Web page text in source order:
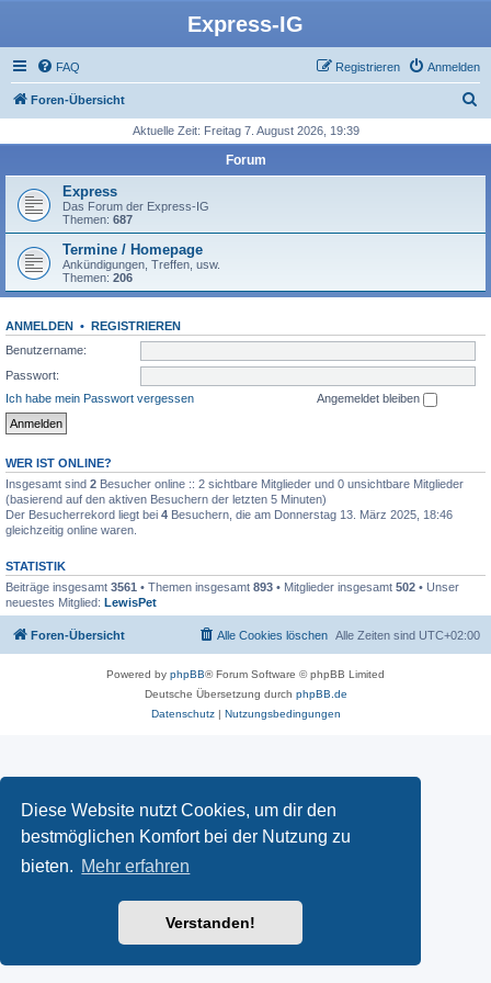
Diese Website nutzt Cookies, um dir den
bestmöglichen Komfort bei der Nutzung zu
bieten. Mehr erfahren
Verstanden!
Express-IG
FAQ Anmelden
Registrieren
Foren-Übersicht
h
Aktuelle Zeit: Freitag 7. August 2026, 19:39
Forum
Express
Das Forum der Express-IG
Themen: 687
Termine / Homepage
Ankündigungen, Treffen, usw.
Themen: 206
ANMELDEN • REGISTRIEREN
Benutzername:
Passwort:
Ich habe mein Passwort vergessen
Angemeldet bleiben
WER IST ONLINE?
Insgesamt sind 2 Besucher online :: 2 sichtbare Mitglieder und 0 unsichtbare Mitglieder
(basierend auf den aktiven Besuchern der letzten 5 Minuten)
Der Besucherrekord liegt bei 4 Besuchern, die am Donnerstag 13. März 2025, 18:46
gleichzeitig online waren.
STATISTIK
Beiträge insgesamt 3561 • Themen insgesamt 893 • Mitglieder insgesamt 502 • Unser
neuestes Mitglied: LewisPet
Foren-Übersicht Alle Zeiten sind UTC+02:00
Alle Cookies löschen
Powered by phpBB® Forum Software © phpBB Limited
Deutsche Übersetzung durch phpBB.de
Datenschutz| Nutzungsbedingungen